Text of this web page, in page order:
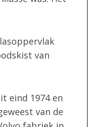
van
eind 1974 en
van de